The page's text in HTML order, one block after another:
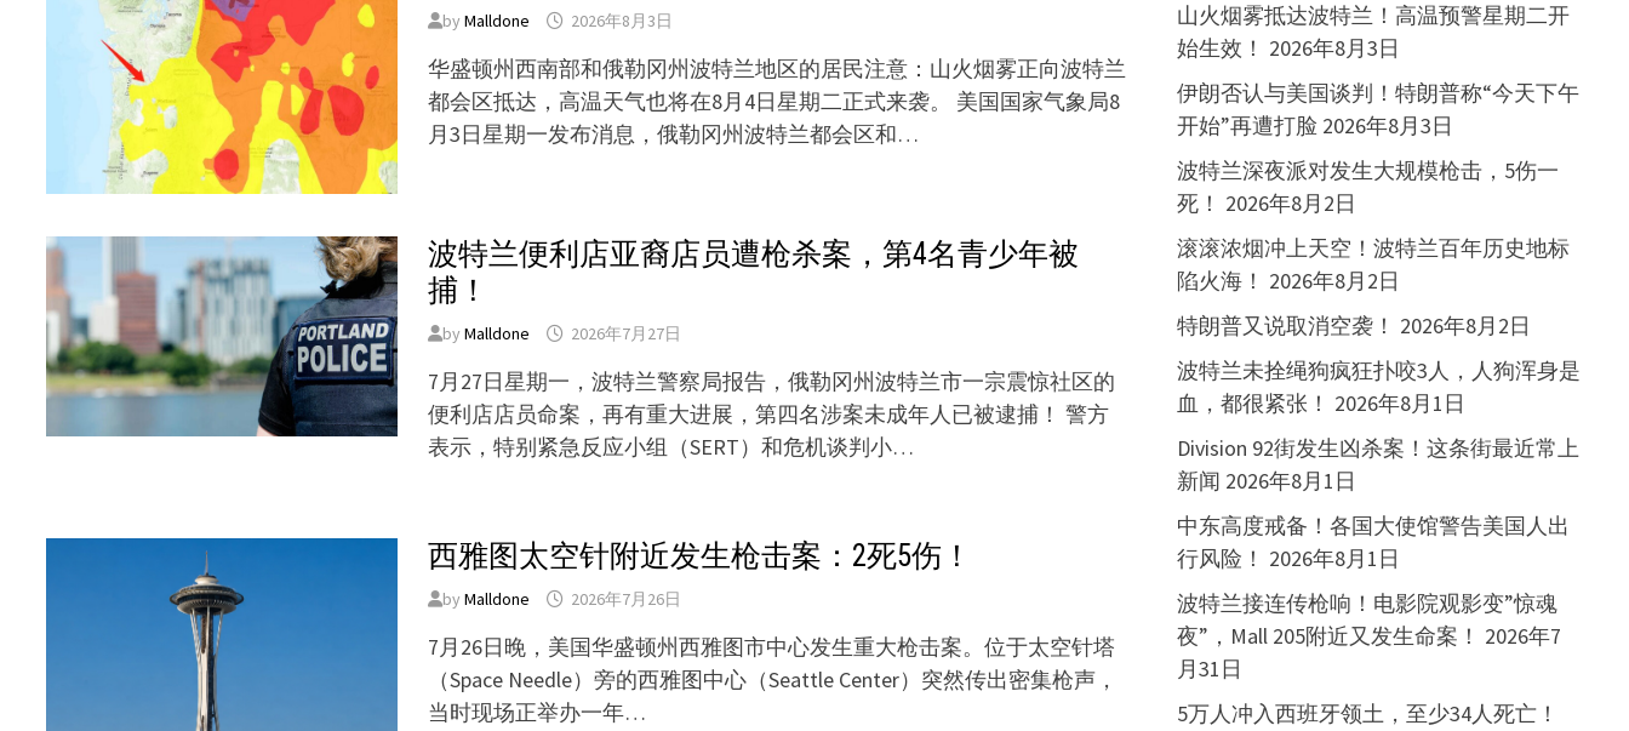
byMalldone 2026年8月3日
华盛顿州西南部和俄勒冈州波特兰地区的居民注意：山火烟雾正向波特兰
都会区抵达，高温天气也将在8月4日星期二正式来袭。 美国国家气象局8
月3日星期一发布消息，俄勒冈州波特兰都会区和…
波特兰便利店亚裔店员遭枪杀案，第4名青少年被
捕！
byMalldone 2026年7月27日
7月27日星期一，波特兰警察局报告，俄勒冈州波特兰市一宗震惊社区的
便利店店员命案，再有重大进展，第四名涉案未成年人已被逮捕！ 警方
表示，特别紧急反应小组（SERT）和危机谈判小…
西雅图太空针附近发生枪击案：2死5伤！
byMalldone 2026年7月26日
7月26日晚，美国华盛顿州西雅图市中心发生重大枪击案。位于太空针塔
（Space Needle）旁的西雅图中心（Seattle Center）突然传出密集枪声，
当时现场正举办一年…
山火烟雾抵达波特兰！高温预警星期二开
始生效！ 2026年8月3日
伊朗否认与美国谈判！特朗普称“今天下午
开始”再遭打脸 2026年8月3日
波特兰深夜派对发生大规模枪击，5伤一
死！ 2026年8月2日
滚滚浓烟冲上天空！波特兰百年历史地标
陷火海！ 2026年8月2日
特朗普又说取消空袭！ 2026年8月2日
波特兰未拴绳狗疯狂扑咬3人，人狗浑身是
血，都很紧张！ 2026年8月1日
Division 92街发生凶杀案！这条街最近常上
新闻 2026年8月1日
中东高度戒备！各国大使馆警告美国人出
行风险！ 2026年8月1日
波特兰接连传枪响！电影院观影变”惊魂
夜”，Mall 205附近又发生命案！ 2026年7
月31日
5万人冲入西班牙领土，至少34人死亡！